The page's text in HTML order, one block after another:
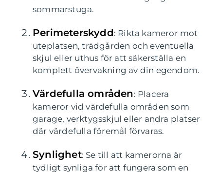
sommarstuga.
Perimeterskydd: Rikta kameror mot
uteplatsen, trädgården och eventuella
skjul eller uthus för att säkerställa en
komplett övervakning av din egendom.
Värdefulla områden: Placera
kameror vid värdefulla områden som
garage, verktygsskjul eller andra platser
där värdefulla föremål förvaras.
Synlighet: Se till att kamerorna är
tydligt synliga för att fungera som en